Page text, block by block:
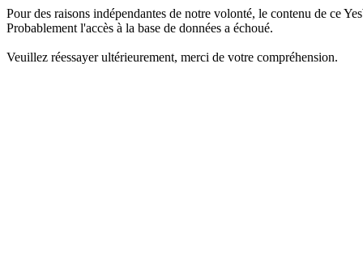
Pour des raisons indépendantes de notre volonté, le contenu de ce
Probablement l'accès à la base de données a échoué.
Veuillez réessayer ultérieurement, merci de votre compréhension.